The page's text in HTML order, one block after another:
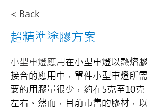
< Back
超精準塗膠方案
小型車燈應用在小型車燈以熱熔膠
接合的應用中，單件小型車燈所需
要的用膠量很少，約在5克至10克
左右。然而，目前市售的膠材，以